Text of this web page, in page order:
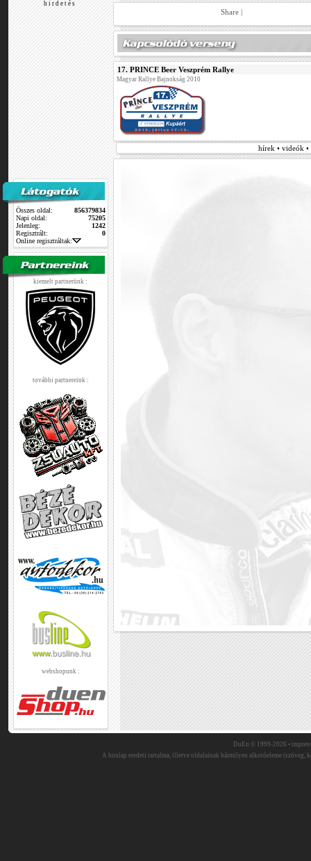
h i r d e t é s
Összes oldal:
856379834
Napi oldal:
75205
Jelenleg:
1242
Regisztrált:
0
Online regisztráltak:
kiemelt partnerünk :
további partnereink :
webshopunk :
Share |
17. PRINCE Beer Veszprém Rallye
Magyar Rallye Bajnokság 2010
hírek • videók
DuEn © 1999-2026 •
A honlap eredeti tartalma, illetve oldalainak bármilyen alkotóeleme (szöveg,